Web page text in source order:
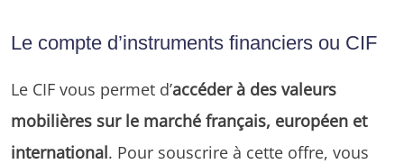
Le compte d’instruments financiers ou CIF
Le CIF vous permet d’accéder à des valeurs
mobilières sur le marché français, européen et
international. Pour souscrire à cette offre, vous